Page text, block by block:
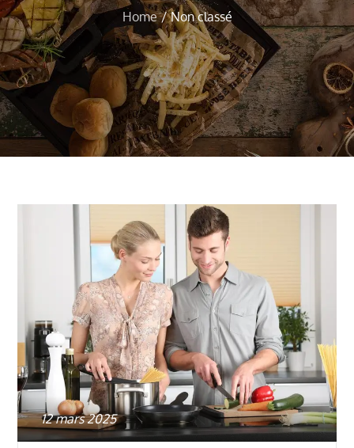
Home Non classé
Posted
on
12 mars 2025